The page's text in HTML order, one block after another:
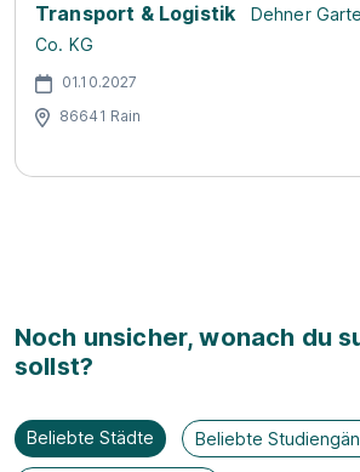
Transport & Logistik
Dehner
Co. KG
01.10.2027
86641 Rain
Noch unsicher, wonach du
sollst?
Beliebte Städte Beliebte